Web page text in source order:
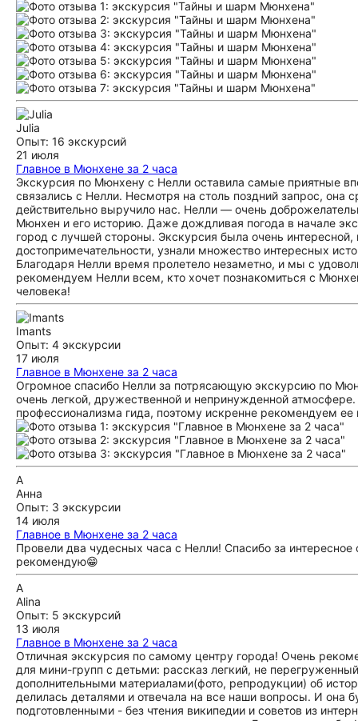
Julia
Опыт: 16 экскурсий
21 июля
Главное в Мюнхене за 2 часа
Экскурсия по Мюнхену с Нелли оставила самые приятные
связались с Нелли. Несмотря на столь поздний запрос, она
действительно выручило нас. Нелли — очень
Мюнхен и его историю. Даже дождливая погода в начале
город с лучшей стороны. Экскурсия была очень
достопримечательности, узнали множество интересных
Благодаря Нелли время пролетело незаметно, и мы с
рекомендуем Нелли всем, кто хочет познакомиться с
человека!
Imants
Опыт: 4 экскурсии
17 июля
Главное в Мюнхене за 2 часа
Огромное спасибо Нелли за потрясающую экскурсию по
очень легкой, дружественной и непринужденной
профессионализма гида, поэтому искренне рекомендуем
А
Анна
Опыт: 3 экскурсии
14 июля
Главное в Мюнхене за 2 часа
Провели два чудесных часа с Нелли! Спасибо за
рекомендую😁
A
Alina
Опыт: 5 экскурсий
13 июля
Главное в Мюнхене за 2 часа
Отличная экскурсия по самому центру города! Очень
для мини-групп с детьми: рассказ легкий, не
дополнительными материалами(фото, репродукции) об
делилась деталями и отвечала на все наши вопросы. И она
подготовленными - без чтения википедии и советов из